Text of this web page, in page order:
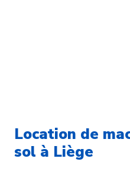
Location de
sol à Liège